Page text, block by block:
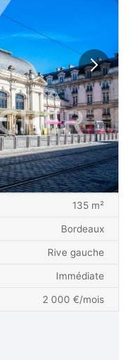
135 m²
Bordeaux
Rive gauche
Immédiate
2 000 €/mois